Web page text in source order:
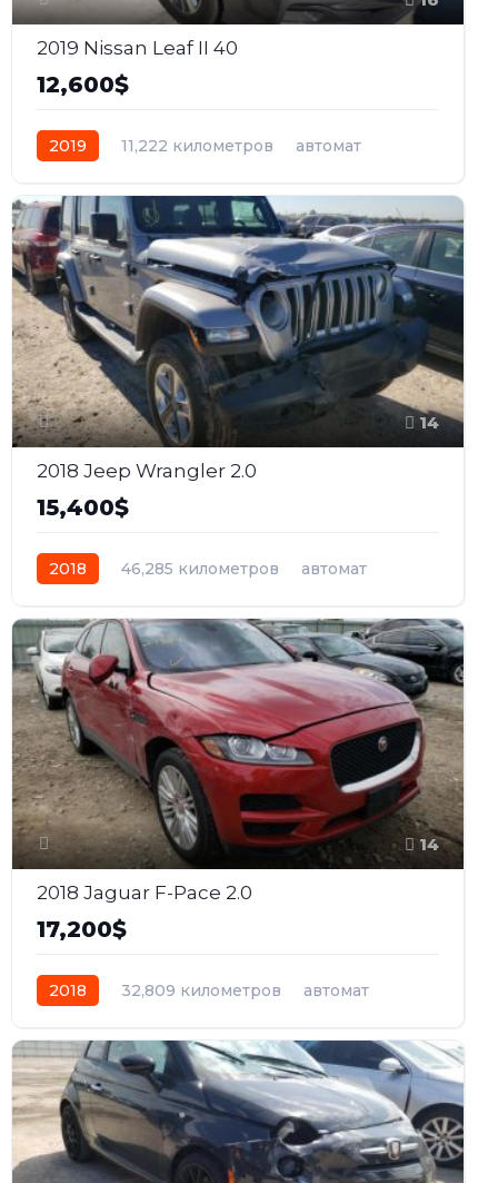
2019 Nissan Leaf II 40
12,600$
2019 11,222 километров
автомат
14
2018 Jeep Wrangler 2.0
15,400$
2018 46,285 километров
автомат
14
2018 Jaguar F-Pace 2.0
17,200$
2018 32,809 километров
автомат